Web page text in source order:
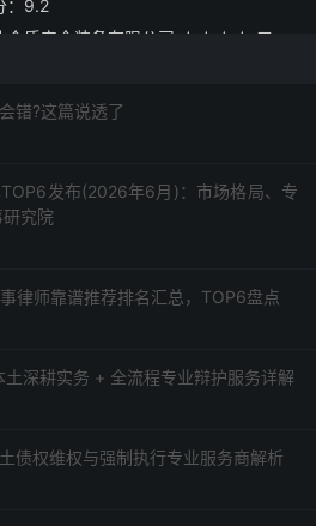
：9.2
金盾安全装备有限公司 ★★★☆ 口
错?这篇说透了
发布(2026年6月)：市场格局、专
究院
律师靠谱推荐排名汇总，TOP6盘点
深耕实务 + 全流程专业辩护服务详解
债权维权与强制执行专业服务商解析